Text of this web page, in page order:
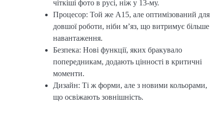
чіткіші фото в русі, ніж у 13-му.
Процесор: Той же A15, але оптимізований для
довшої роботи, ніби м’яз, що витримує більше
навантаження.
Безпека: Нові функції, яких бракувало
попередникам, додають цінності в критичні
моменти.
Дизайн: Ті ж форми, але з новими кольорами,
що освіжають зовнішність.